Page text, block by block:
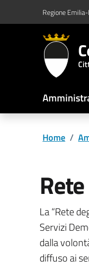
Vai al contenuto
Vai al footerRegione
Home /
La “Rete
Servizi
dalla
diffuso ai